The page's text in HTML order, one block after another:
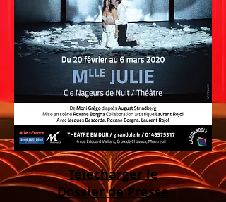
Télécharger le
Dossier de Presse